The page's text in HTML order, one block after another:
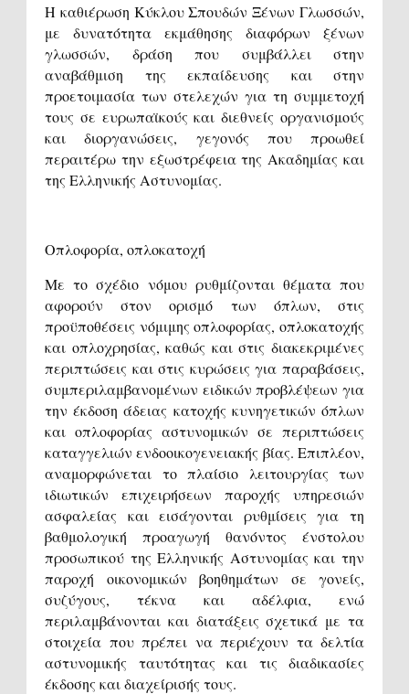
Η καθιέρωση Κύκλου Σπουδών Ξένων Γλωσσών,
με δυνατότητα εκμάθησης διαφόρων ξένων
γλωσσών, δράση που συμβάλλει στην
αναβάθμιση της εκπαίδευσης και στην
προετοιμασία των στελεχών για τη συμμετοχή
τους σε ευρωπαϊκούς και διεθνείς οργανισμούς
και διοργανώσεις, γεγονός που προωθεί
περαιτέρω την εξωστρέφεια της Ακαδημίας και
της Ελληνικής Αστυνομίας.
Οπλοφορία, οπλοκατοχή
Με το σχέδιο νόμου ρυθμίζονται θέματα που
αφορούν στον ορισμό των όπλων, στις
προϋποθέσεις νόμιμης οπλοφορίας, οπλοκατοχής
και οπλοχρησίας, καθώς και στις διακεκριμένες
περιπτώσεις και στις κυρώσεις για παραβάσεις,
συμπεριλαμβανομένων ειδικών προβλέψεων για
την έκδοση άδειας κατοχής κυνηγετικών όπλων
και οπλοφορίας αστυνομικών σε περιπτώσεις
καταγγελιών ενδοοικογενειακής βίας. Επιπλέον,
αναμορφώνεται το πλαίσιο λειτουργίας των
ιδιωτικών επιχειρήσεων παροχής υπηρεσιών
ασφαλείας και εισάγονται ρυθμίσεις για τη
βαθμολογική προαγωγή θανόντος ένστολου
προσωπικού της Ελληνικής Αστυνομίας και την
παροχή οικονομικών βοηθημάτων σε γονείς,
συζύγους, τέκνα και αδέλφια, ενώ
περιλαμβάνονται και διατάξεις σχετικά με τα
στοιχεία που πρέπει να περιέχουν τα δελτία
αστυνομικής ταυτότητας και τις διαδικασίες
έκδοσης και διαχείρισής τους.